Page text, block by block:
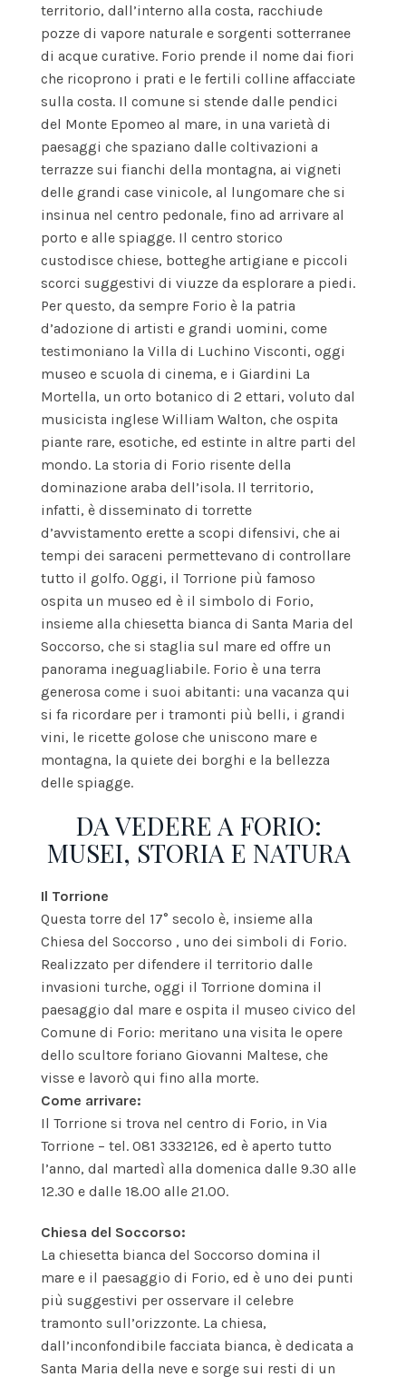
territorio, dall’interno alla costa, racchiude
pozze di vapore naturale e sorgenti sotterranee
di acque curative. Forio prende il nome dai fiori
che ricoprono i prati e le fertili colline affacciate
sulla costa. Il comune si stende dalle pendici
del Monte Epomeo al mare, in una varietà di
paesaggi che spaziano dalle coltivazioni a
terrazze sui fianchi della montagna, ai vigneti
delle grandi case vinicole, al lungomare che si
insinua nel centro pedonale, fino ad arrivare al
porto e alle spiagge. Il centro storico
custodisce chiese, botteghe artigiane e piccoli
scorci suggestivi di viuzze da esplorare a piedi.
Per questo, da sempre Forio è la patria
d’adozione di artisti e grandi uomini, come
testimoniano la Villa di Luchino Visconti, oggi
museo e scuola di cinema, e i Giardini La
Mortella, un orto botanico di 2 ettari, voluto dal
musicista inglese William Walton, che ospita
piante rare, esotiche, ed estinte in altre parti del
mondo. La storia di Forio risente della
dominazione araba dell’isola. Il territorio,
infatti, è disseminato di torrette
d’avvistamento erette a scopi difensivi, che ai
tempi dei saraceni permettevano di controllare
tutto il golfo. Oggi, il Torrione più famoso
ospita un museo ed è il simbolo di Forio,
insieme alla chiesetta bianca di Santa Maria del
Soccorso, che si staglia sul mare ed offre un
panorama ineguagliabile. Forio è una terra
generosa come i suoi abitanti: una vacanza qui
si fa ricordare per i tramonti più belli, i grandi
vini, le ricette golose che uniscono mare e
montagna, la quiete dei borghi e la bellezza
delle spiagge.
DA VEDERE A FORIO:
MUSEI, STORIA E NATURA
Il Torrione
Questa torre del 17° secolo è, insieme alla
Chiesa del Soccorso , uno dei simboli di Forio.
Realizzato per difendere il territorio dalle
invasioni turche, oggi il Torrione domina il
paesaggio dal mare e ospita il museo civico del
Comune di Forio: meritano una visita le opere
dello scultore foriano Giovanni Maltese, che
visse e lavorò qui fino alla morte.
Come arrivare:
Il Torrione si trova nel centro di Forio, in Via
Torrione – tel. 081 3332126, ed è aperto tutto
l’anno, dal martedì alla domenica dalle 9.30 alle
12.30 e dalle 18.00 alle 21.00.
Chiesa del Soccorso:
La chiesetta bianca del Soccorso domina il
mare e il paesaggio di Forio, ed è uno dei punti
più suggestivi per osservare il celebre
tramonto sull’orizzonte. La chiesa,
dall’inconfondibile facciata bianca, è dedicata a
Santa Maria della neve e sorge sui resti di un